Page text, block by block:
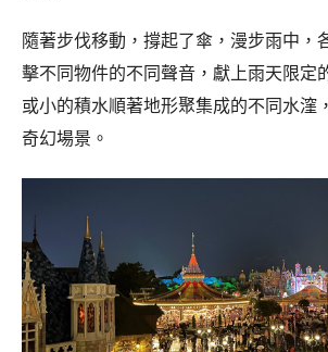
隨著步伐移動，撐起了傘，漫步雨中，
擊不同物件的不同聲音，獻上雨天限定
或小的積水順著地形聚集成的不同水漥
奇幻場景。